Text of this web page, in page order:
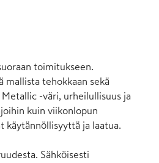
toimitukseen.
mallista tehokkaan sekä
Metallic -väri, urheilullisuus ja
kuin viikonlopun
käytännöllisyyttä ja laatua.
Sähköisesti